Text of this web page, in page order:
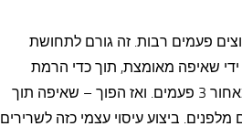
פעמים רבות. זה גורם לתחושת
ידי שאיפה מאומצת, תוך כדי הרמת
הידיים לפנים ונשיפה בעת הורדת הידיים מאחור 3 פעמים. ואז הפוך – שאיפה תוך
ביצוע עיסוי עצמי כזה לשרירים